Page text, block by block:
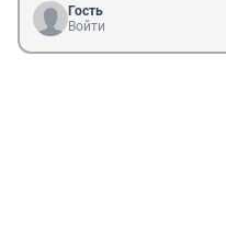
Гость
Войти